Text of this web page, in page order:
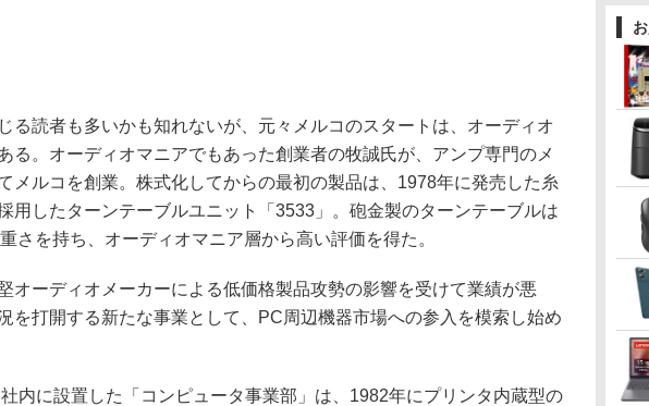
る読者も多いかも知れないが、元々メルコのスタートは、オーディオ
る。オーディオマニアでもあった創業者の牧誠氏が、アンプ専門のメ
メルコを創業。株式化してからの最初の製品は、1978年に発売した糸
用したターンテーブルユニット「3533」。砲金製のターンテーブルは
さを持ち、オーディオマニア層から高い評価を得た。
オーディオメーカーによる低価格製品攻勢の影響を受けて業績が悪
を打開する新たな事業として、PC周辺機器市場への参入を模索し始め
内に設置した「コンピュータ事業部」は、1982年にプリンタ内蔵型の